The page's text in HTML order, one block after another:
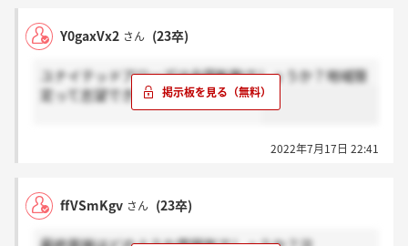
Y0gaxVx2 さん (23卒)
ユナイテッドアローズは全国転勤でしょうか？地域限
定って志望できるんですかね（ ; ; ）
2022年7月17日 22:41
ffVSmKgv さん (23卒)